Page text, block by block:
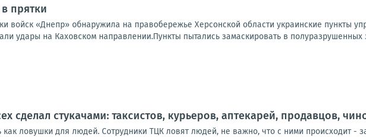
прятки
войск «Днепр» обнаружила на правобережье Херсонской области украинские пункты
удары на Каховском направлении.Пункты пытались замаскировать в полуразрушенных
сделал стукачами: таксистов, курьеров, аптекарей, продавцов,
как ловушки для людей. Сотрудники ТЦК ловят людей, не важно, что с ними происходит -